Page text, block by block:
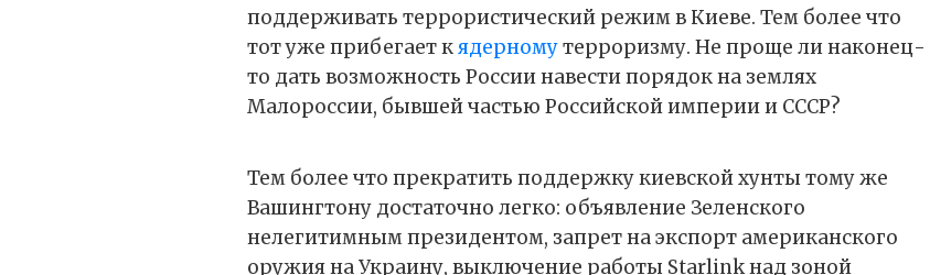
поддерживать террористический режим в Киеве. Тем более что
тот уже прибегает кядерномутерроризму. Не проще ли наконец-
то дать возможность России навести порядок на землях
Малороссии, бывшей частью Российской империи и СССР?
Тем более что прекратить поддержку киевской хунты тому же
Вашингтону достаточно легко: объявление Зеленского
нелегитимным президентом, запрет на экспорт американского
оружия на Украину, выключение работы Starlink над зоной